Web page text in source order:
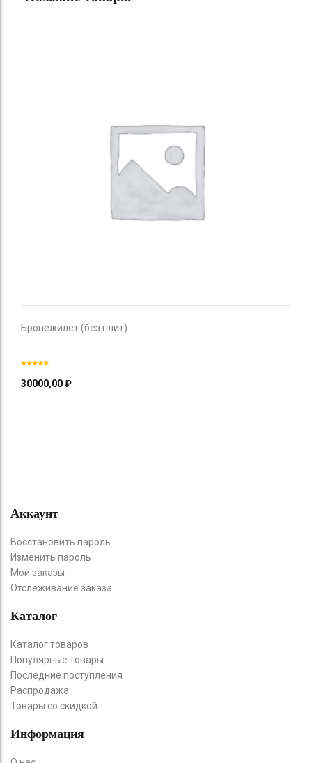
Бронежилет (без плит)
30000,00₽
Аккаунт
Восстановить пароль
Изменить пароль
Мои заказы
Отслеживание заказа
Каталог
Каталог товаров
Популярные товары
Последние поступления
Распродажа
Товары со скидкой
Информация